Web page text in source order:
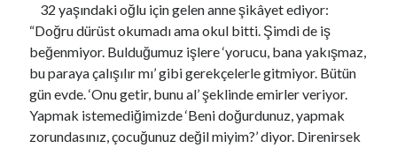
HER MESLEĞİN ÖLÜMÜ VE TAZİYESİ FARKLIDIR..içinMegan
ŞUUR VE İDRAKiçinhttps://cuocsongquanhta.webflow.io/posts/thuoc-
dau-nhuc-xuong-khop
ISLAH İFSAT SÖZ VE DAVRANIŞLAR..!içinperfect boobs nsfw
ÇOK GEÇ KALDIK AZİZİM ÇOK..için bintaro88 daftar
VARLIĞIN HAKİKATI..!içinHttps://Www.Mafiascum.Net
32 yaşındaki oğlu için gelen anne şikâyet ediyor:
“Doğru dürüst okumadı ama okul bitti. Şimdi de iş
beğenmiyor. Bulduğumuz işlere ‘yorucu, bana yakışmaz,
bu paraya çalışılır mı’ gibi gerekçelerle gitmiyor. Bütün
gün evde. ‘Onu getir, bunu al’ şeklinde emirler veriyor.
Yapmak istemediğimizde ‘Beni doğurdunuz, yapmak
zorundasınız, çocuğunuz değil miyim?’ diyor. Direnirsek